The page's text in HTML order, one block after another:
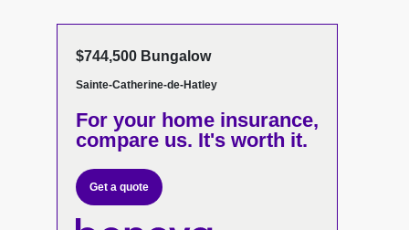
$744,500 Bungalow
Sainte-Catherine-de-Hatley
For your home insurance,
compare us. It's worth it.
Get a quote